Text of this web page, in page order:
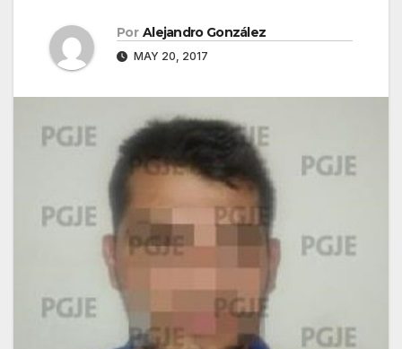
Por Alejandro González
MAY 20, 2017